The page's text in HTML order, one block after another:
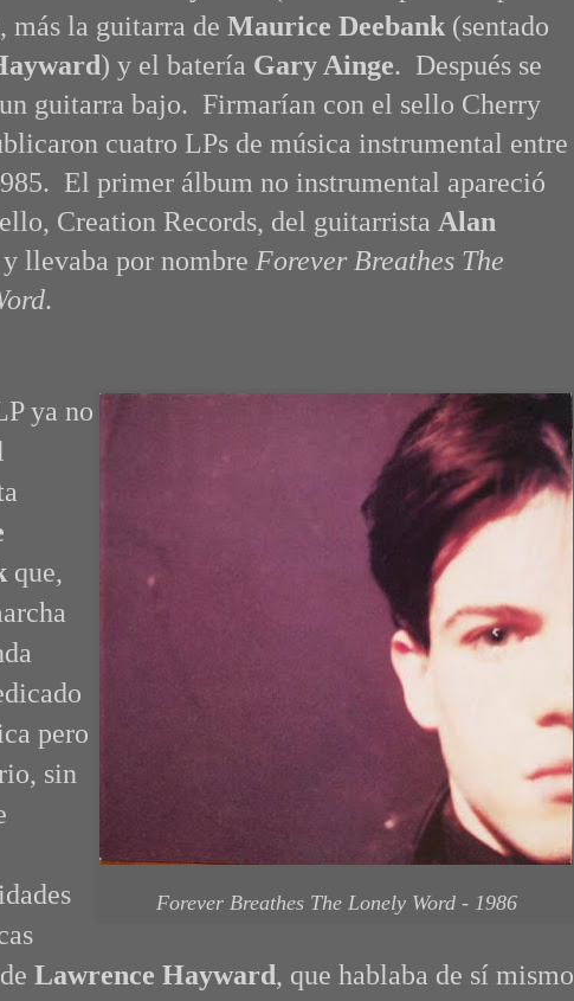
más la guitarra de Maurice Deebank (sentado
) y el batería Gary Ainge. Después se
guitarra bajo. Firmarían con el sello Cherry
cuatro LPs de música instrumental entre
El primer álbum no instrumental apareció
Creation Records, del guitarrista Alan
llevaba por nombre Forever Breathes The
.
Forever Breathes The Lonely Word - 1986
ya no
que,
pero
sin
Lawrence Hayward, que hablaba de sí mismo